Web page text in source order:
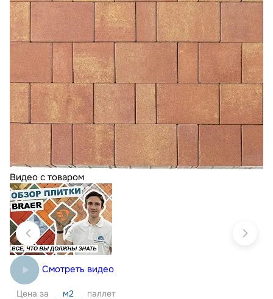
Видео с товаром
Смотреть видео
Цена за м2 паллет